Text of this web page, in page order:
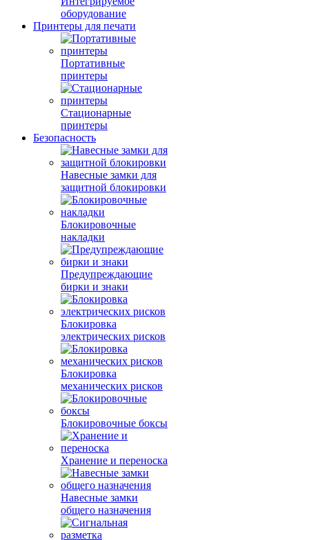
оборудование
Принтеры для печати
Портативные
принтеры
Стационарные
принтеры
Безопасность
Навесные замки для
защитной блокировки
Блокировочные
накладки
Предупреждающие
бирки и знаки
Блокировка
электрических рисков
Блокировка
механических рисков
Блокировочные боксы
Хранение и переноска
Навесные замки
общего назначения